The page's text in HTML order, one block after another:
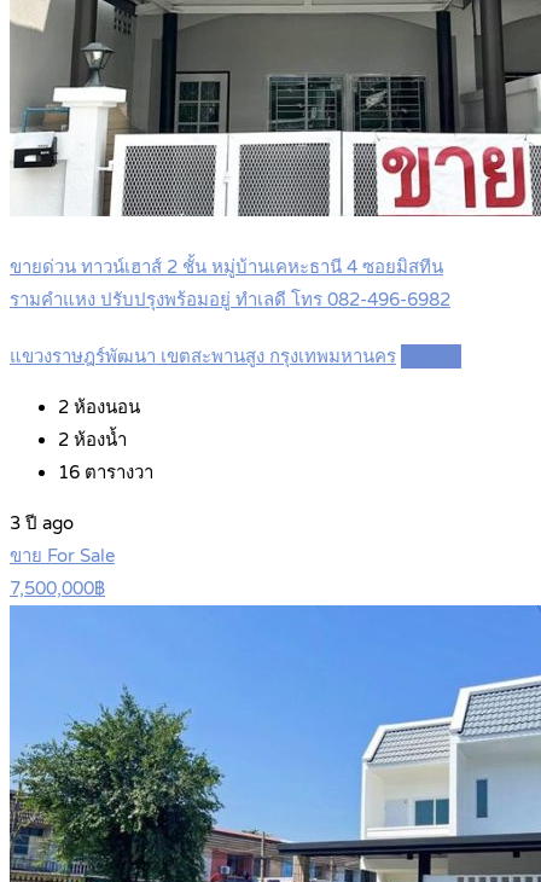
ขายด่วน ทาวน์เฮาส์ 2 ชั้น หมู่บ้านเคหะธานี 4 ซอยมิสทีน
รามคำแหง ปรับปรุงพร้อมอยู่ ทำเลดี โทร 082-496-6982
แขวงราษฎร์พัฒนา เขตสะพานสูง กรุงเทพมหานคร
2 ห้องนอน
2 ห้องน้ำ
16 ตารางวา
3 ปี ago
ขาย For Sale
7,500,000฿